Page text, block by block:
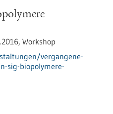
Workshop
vergangene-
sig-biopolymere-